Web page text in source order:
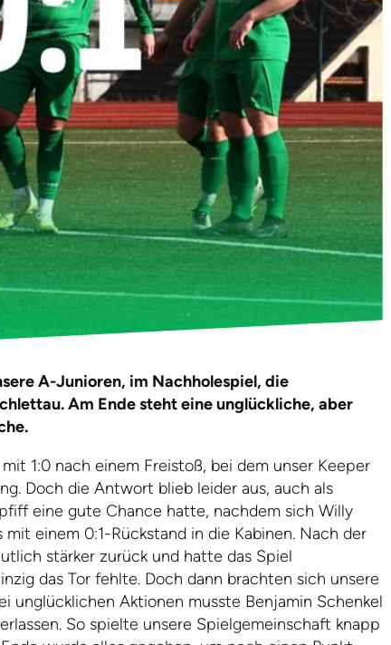
A-Junioren, im Nachholespiel, die
Am Ende steht eine unglückliche, aber
1:0 nach einem Freistoß, bei dem unser Keeper
Doch die Antwort blieb leider aus, auch als
eine gute Chance hatte, nachdem sich Willy
einem 0:1-Rückstand in die Kabinen. Nach der
stärker zurück und hatte das Spiel
das Tor fehlte. Doch dann brachten sich unsere
unglücklichen Aktionen musste Benjamin Schenkel
So spielte unsere Spielgemeinschaft knapp